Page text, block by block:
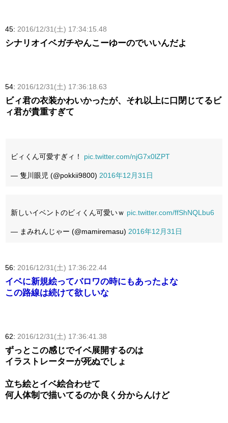
45: 2016/12/31(土) 17:34:15.48
シナリオイベガチやんこーゆーのでいいんだよ
54: 2016/12/31(土) 17:36:18.63
ビィ君の衣装かわいかったが、それ以上に口閉じてるビ
ィ君が貴重すぎて
ビィくん可愛すぎィ！ pic.twitter.com/njG7x0lZPT
— 隻川眼児 (@pokkii9800) 2016年12月31日
新しいイベントのビィくん可愛いｗ pic.twitter.com/ffShNQLbu6
— まみれんじゃー (@mamiremasu) 2016年12月31日
56: 2016/12/31(土) 17:36:22.44
イベに新規絵ってバロワの時にもあったよな
この路線は続けて欲しいな
62: 2016/12/31(土) 17:36:41.38
ずっとこの感じでイベ展開するのは
イラストレーターが死ぬでしょ
立ち絵とイベ絵合わせて
何人体制で描いてるのか良く分からんけど